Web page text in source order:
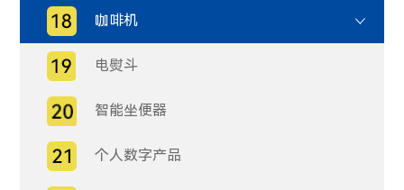
咖啡机
电熨斗
智能坐便器
个人数字产品